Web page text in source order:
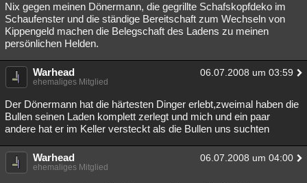
Nix gegen meinen Dönermann, die gegrillte Schafskopfdeko im
Schaufenster und die ständige Bereitschaft zum Wechseln von
Kippengeld machen die Belegschaft des Ladens zu meinen
persönlichen Helden.
Warhead 06.07.2008 um 03:59
ehemaliges Mitglied
Der Dönermann hat die härtesten Dinger erlebt,zweimal haben die
Bullen seinen Laden komplett zerlegt und mich und ein paar
andere hat er im Keller versteckt als die Bullen uns suchten
Warhead 06.07.2008 um 04:00
ehemaliges Mitglied